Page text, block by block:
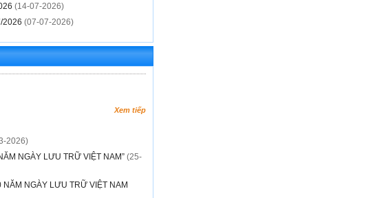
(14-07-2026)
2026 (07-07-2026)
Xem tiếp
2026)
NGÀY LƯU TRỮ VIỆT NAM” (25-
NGÀY LƯU TRỮ VIỆT NAM